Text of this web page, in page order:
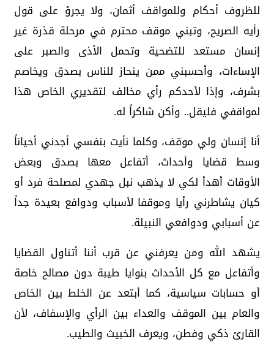
للظروف أحكام وللمواقف أثمان، ولا يجرؤ على قول
رأيه الصريح، وتبني موقف محترم في مرحلة قذرة غير
إنسان مستعد للتضحية وتحمل الأذى والصبر على
الإساءات، وأحسبني ممن ينحاز للناس بصدق ويخاصم
بشرف، وإذا لأحدكم رأي مخالف لتقديري الخاص هذا
لمواقفي فليقل.. وأكن شاكراً له.
أنا إنسان ولي موقف، وكلما نأيت بنفسي أجدني أحياناً
وسط قضايا وأحداث، أتفاعل معها بصدق وبعض
الأوقات أهدأ لكي لا يذهب نبل جهدي لمصلحة فرد أو
كيان يشاطرني رأيا وموقفا لأسباب ودوافع بعيدة جداً
عن أسبابي ودوافعي النبيلة.
يشهد الله ومن يعرفني عن قرب أننا أتناول القضايا
وأتفاعل مع كل الأحداث بنوايا طيبة دون مصالح خاصة
أو حسابات سياسية، كما أبتعد عن الخلط بين الخاص
والعام بين الموقف والعداء بين الرأي والإسفاف، لأن
القارئ ذكي وفطن، ويعرف الخبيث والطيب.